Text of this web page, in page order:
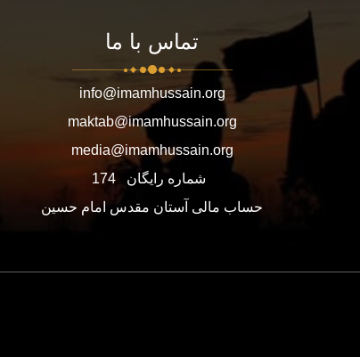
تماس با ما
info@imamhussain.org
maktab@imamhussain.org
media@imamhussain.org
شماره رایگان
174
حساب مالی آستان مقدس امام حسین